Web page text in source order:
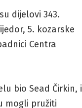
dijelovi 343.
5. kozarske
Centra
bio Sead Čirkin, i
mogli pružiti